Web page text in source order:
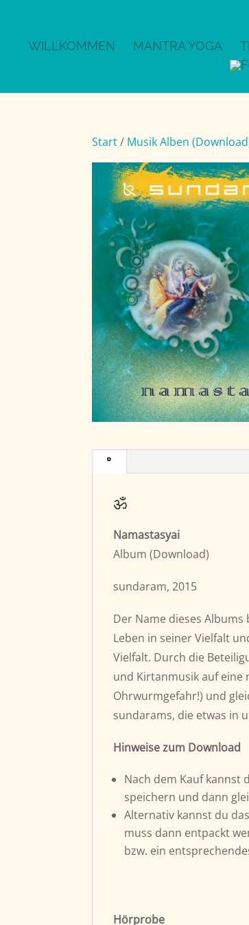
WILLKOMMEN MANTRA YOGA
Start/ Musik Alben
°
ॐ
Namastasyai
Album (Download)
sundaram, 2015
Der Name dieses
Leben in seiner Vielfalt
Vielfalt. Durch die
und Kirtanmusik auf eine
Ohrwurmgefahr!) und
sundarams, die etwas in
Hinweise zum Download
Nach dem Kauf kannst
speichern und dann
Alternativ kannst du
muss dann entpackt
bzw. ein
Hörprobe